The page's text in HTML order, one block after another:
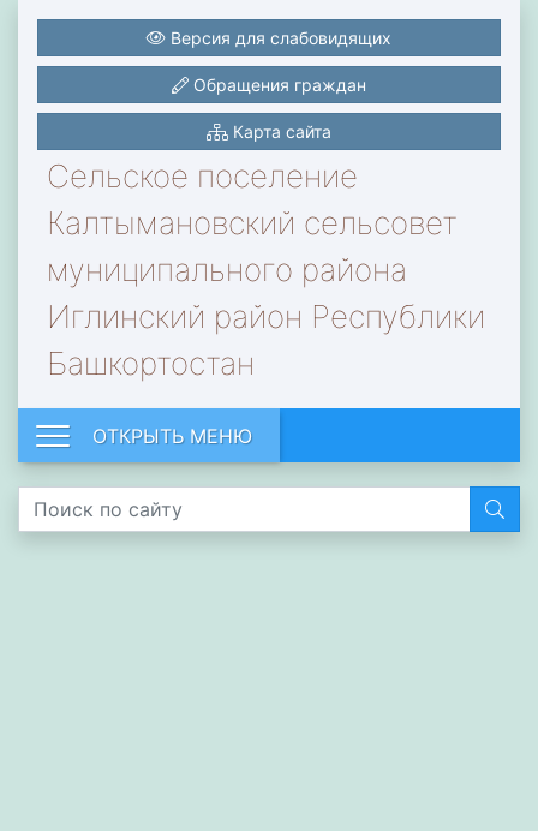
Сельское поселение
Калтымановский сельсовет
муниципального района
Иглинский район Республики
Башкортостан
Версия для слабовидящих
Обращения граждан
Карта сайта
ОТКРЫТЬ МЕНЮ